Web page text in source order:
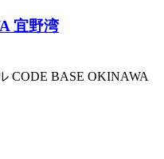
宜野湾
CODE BASE OKINAWA